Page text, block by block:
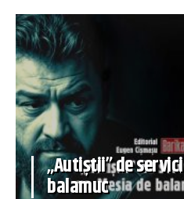
„Autiștii” de
balamuc